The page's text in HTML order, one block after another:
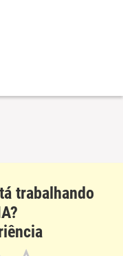
trabalhando